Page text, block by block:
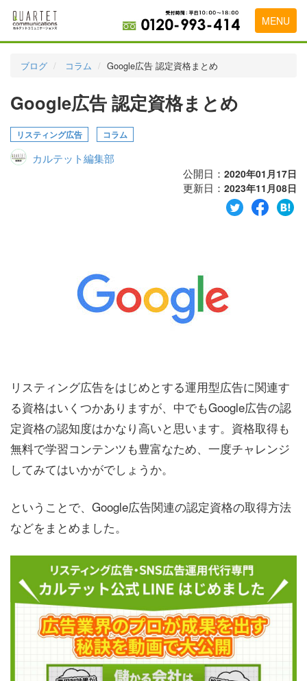
MENU
実績・お客様の声
初めて導入をお考えの方
代理店の乗り換えをお考えの方
お問い合わせ
ブログ コラム Google広告 認定資格まとめ
Google広告 認定資格まとめ
リスティング広告 コラム
カルテット編集部
公開日： 2020年01月17日
更新日： 2023年11月08日
リスティング広告をはじめとする運用型広告に関連す
る資格はいくつかありますが、中でもGoogle広告の認
定資格の認知度はかなり高いと思います。資格取得も
無料で学習コンテンツも豊富なため、一度チャレンジ
してみてはいかがでしょうか。
ということで、Google広告関連の認定資格の取得方法
などをまとめました。